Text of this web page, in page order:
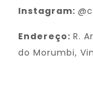
Instagram:
Endereço: R.
do Morumbi,